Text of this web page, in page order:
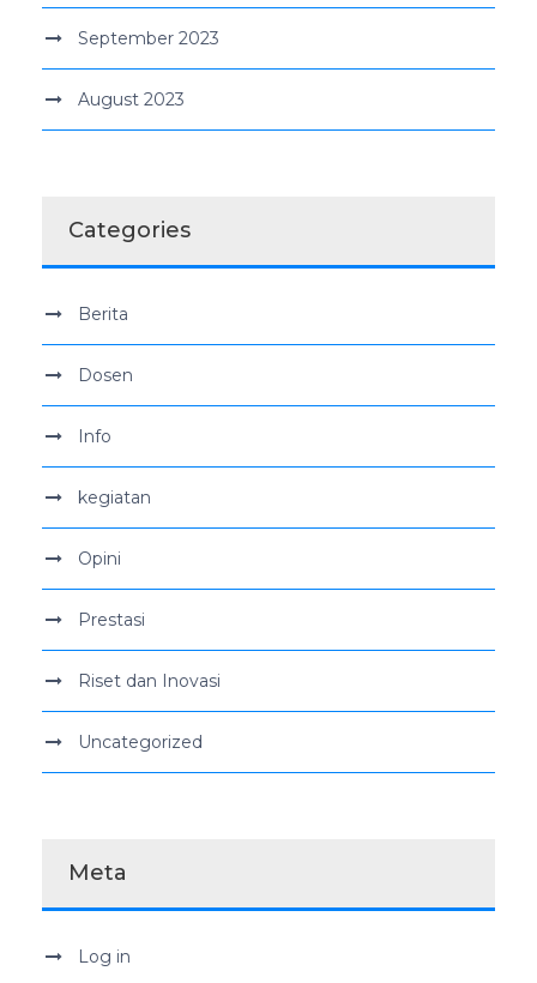
September 2023
August 2023
Categories
Berita
Dosen
Info
kegiatan
Opini
Prestasi
Riset dan Inovasi
Uncategorized
Meta
Log in